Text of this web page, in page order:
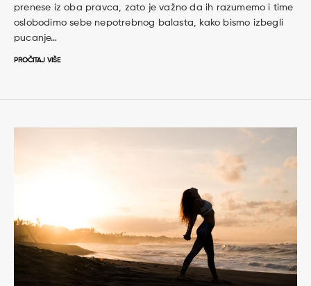
prenese iz oba pravca, zato je važno da ih razumemo i time
oslobodimo sebe nepotrebnog balasta, kako bismo izbegli
pucanje…
PROČITAJ VIŠE